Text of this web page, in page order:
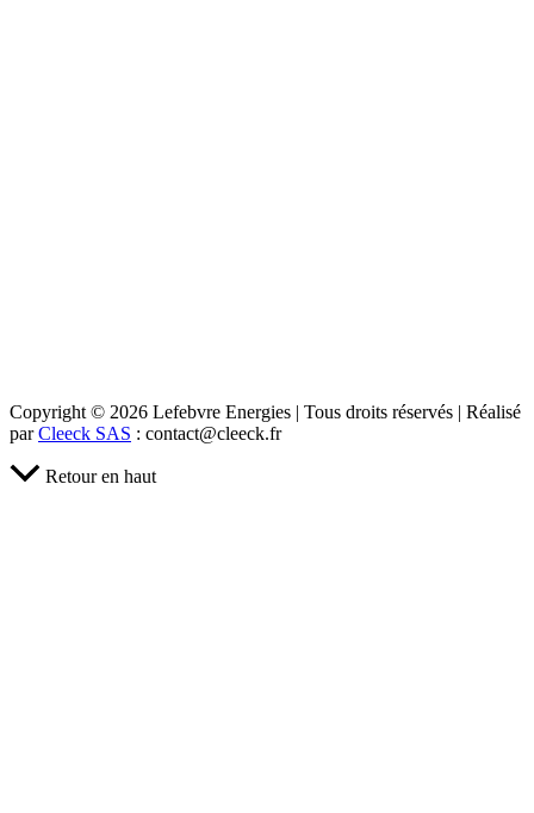
Copyright © 2026 Lefebvre Energies | Tous droits réservés | Réalisé
parCleeck SAS : contact@cleeck.fr
Retour en haut